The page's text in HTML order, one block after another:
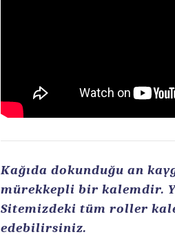
Kağıda dokunduğu an
mürekkepli bir kalemdir.
Sitemizdeki tüm roller
edebilirsiniz.